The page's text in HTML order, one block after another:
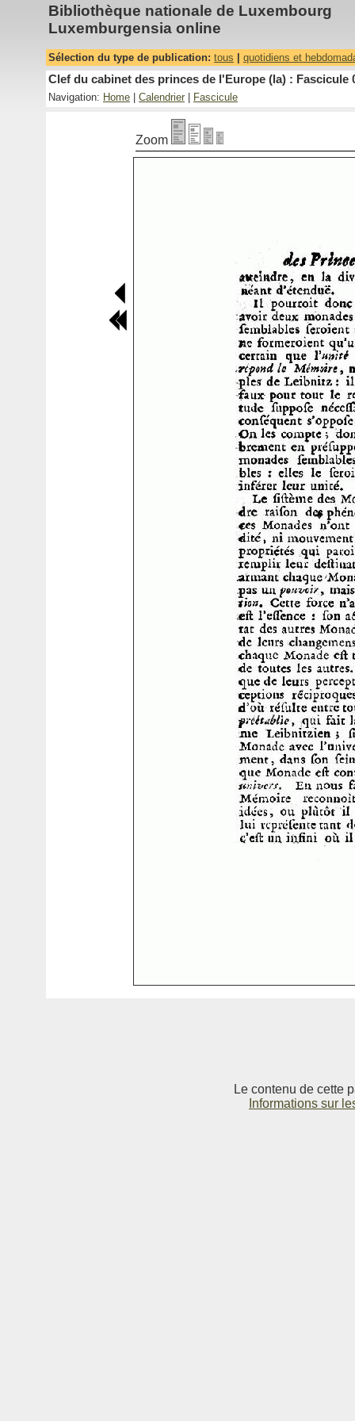
Bibliothèque nationale de Luxembourg
Luxemburgensia online
Sélection du type de publication: tous quotidiens et
Clef du cabinet des princes de l'Europe (la) : Fascicule
Navigation: Home Calendrier Fascicule
Zoom
Le contenu de cette
Informations sur